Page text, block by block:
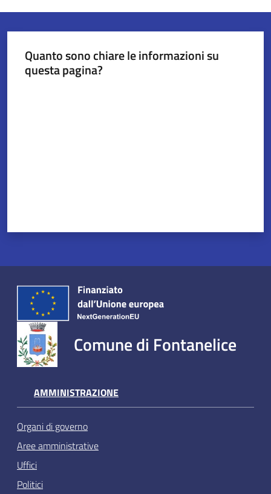
Quanto sono chiare le informazioni su
questa pagina?
Comune di Fontanelice
AMMINISTRAZIONE
Organi di governo
Aree amministrative
Uffici
Politici